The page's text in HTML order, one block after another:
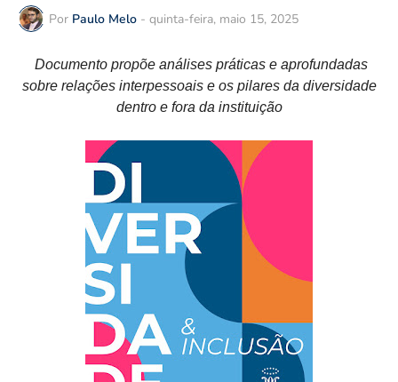
Por Paulo Melo - quinta-feira, maio 15, 2025
Documento propõe análises práticas e aprofundadas
sobre relações interpessoais e os pilares da diversidade
dentro e fora da instituição